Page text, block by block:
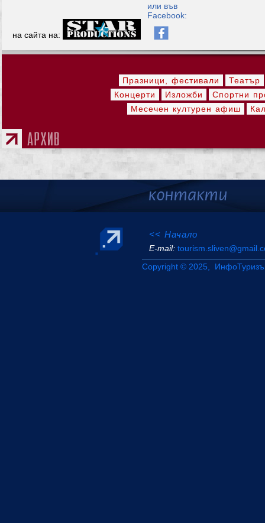
на сайта на:
или във
Facebook:
Празници, фестивали
Театър
Концерти
Изложби
Спортни
Месечен културен афиш
<< Начало
Е-mail:
Copyright © 2025,